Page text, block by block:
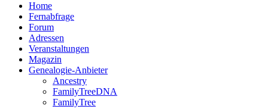
Home
Fernabfrage
Forum
Adressen
Veranstaltungen
Magazin
Genealogie-Anbieter
Ancestry
FamilyTreeDNA
FamilyTree